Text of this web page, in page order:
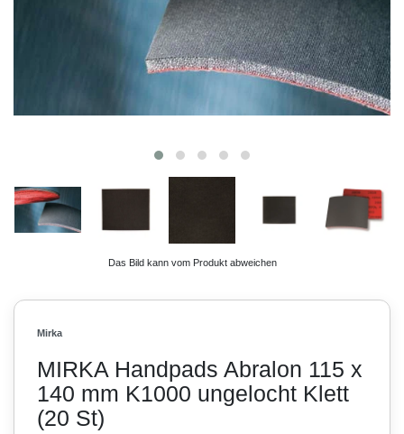
Das Bild kann vom Produkt abweichen
Mirka
MIRKA Handpads Abralon 115 x
140 mm K1000 ungelocht Klett
(20 St)